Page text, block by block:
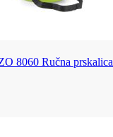
8060 Ručna prskalica